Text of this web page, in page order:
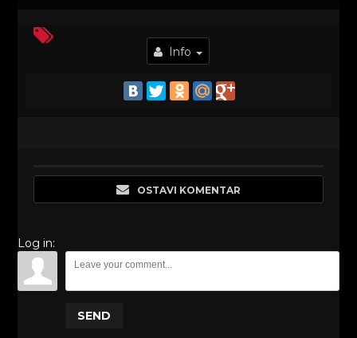
Info
OSTAVI KOMENTAR
Log in:
SEND